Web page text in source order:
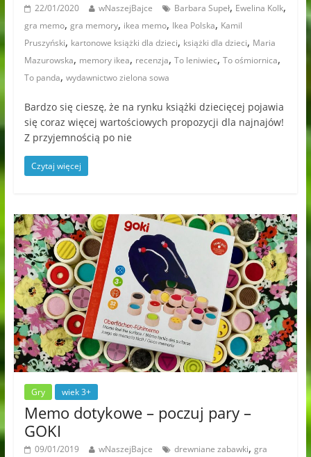
22/01/2020 wNaszejBajce Barbara Supeł, Ewelina Kolk,
gra memo, gra memory, ikea memo, Ikea Polska, Kamil
Pruszyński, kartonowe książki dla dzieci, książki dla dzieci, Maria
Mazurowska, memory ikea, recenzja, To leniwiec, To ośmiornica,
To panda, wydawnictwo zielona sowa
Bardzo się cieszę, że na rynku książki dziecięcej pojawia
się coraz więcej wartościowych propozycji dla najnajów!
Z przyjemnością po nie
Czytaj więcej
Gry wiek 3+
Memo dotykowe – poczuj pary –
GOKI
09/01/2019 wNaszejBajce drewniane zabawki, gra